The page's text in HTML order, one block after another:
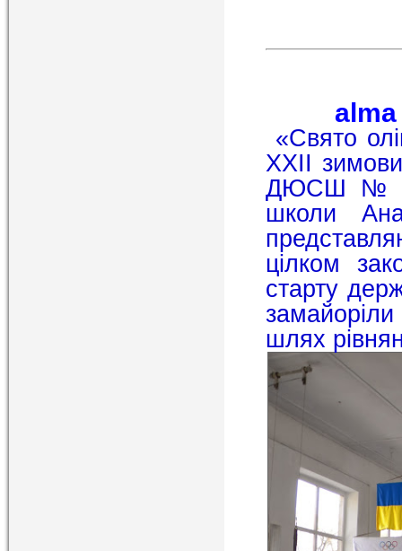
а
«Свято
ХХІІ
ДЮСШ № 1
школи
цілком
старту
шлях